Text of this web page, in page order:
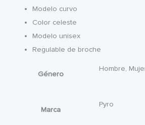
Modelo curvo
Color celeste
Modelo unisex
Regulable de broche
Género
Hombre,
Marca
Pyro